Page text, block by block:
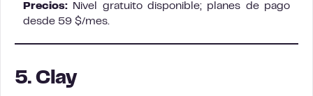
Precios: Nivel gratuito disponible; planes de pago
desde 59 $/mes.
5. Clay